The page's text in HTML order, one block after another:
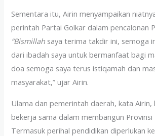
Sementara itu, Airin menyampaikan
perintah Partai Golkar dalam pencalonan
“Bismillah saya terima takdir ini, semoga
dari ibadah saya untuk bermanfaat bagi
doa semoga saya terus istiqamah dan
masyarakat,” ujar Airin.
Ulama dan pemerintah daerah, kata Airin,
bekerja sama dalam membangun Provinsi
Termasuk perihal pendidikan diperlukan